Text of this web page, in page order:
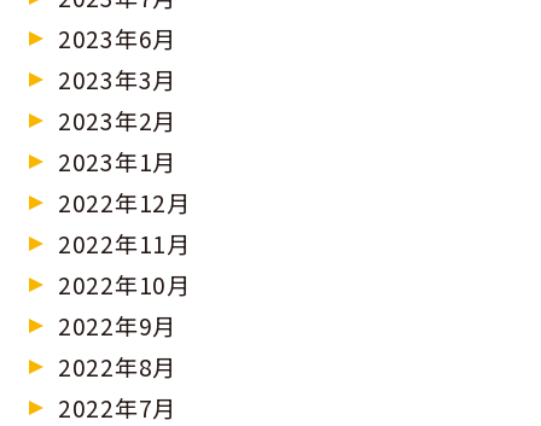
2023年6月
2023年3月
2023年2月
2023年1月
2022年12月
2022年11月
2022年10月
2022年9月
2022年8月
2022年7月